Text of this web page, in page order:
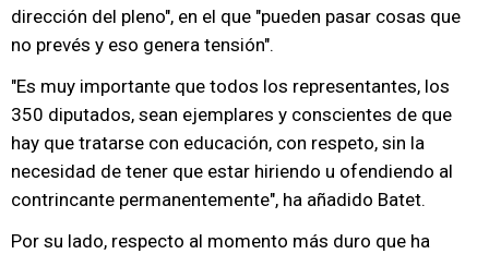
dirección del pleno", en el que "pueden pasar cosas que
no prevés y eso genera tensión".
"Es muy importante que todos los representantes, los
350 diputados, sean ejemplares y conscientes de que
hay que tratarse con educación, con respeto, sin la
necesidad de tener que estar hiriendo u ofendiendo al
contrincante permanentemente", ha añadido Batet.
Por su lado, respecto al momento más duro que ha